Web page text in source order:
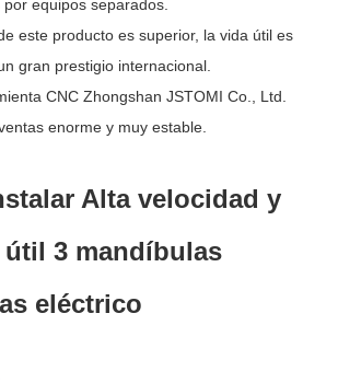
equipos separados.
este producto es superior, la vida útil es
gran prestigio internacional.
CNC Zhongshan JSTOMI Co., Ltd.
enorme y muy estable.
Alta velocidad y
3 mandíbulas
eléctrico